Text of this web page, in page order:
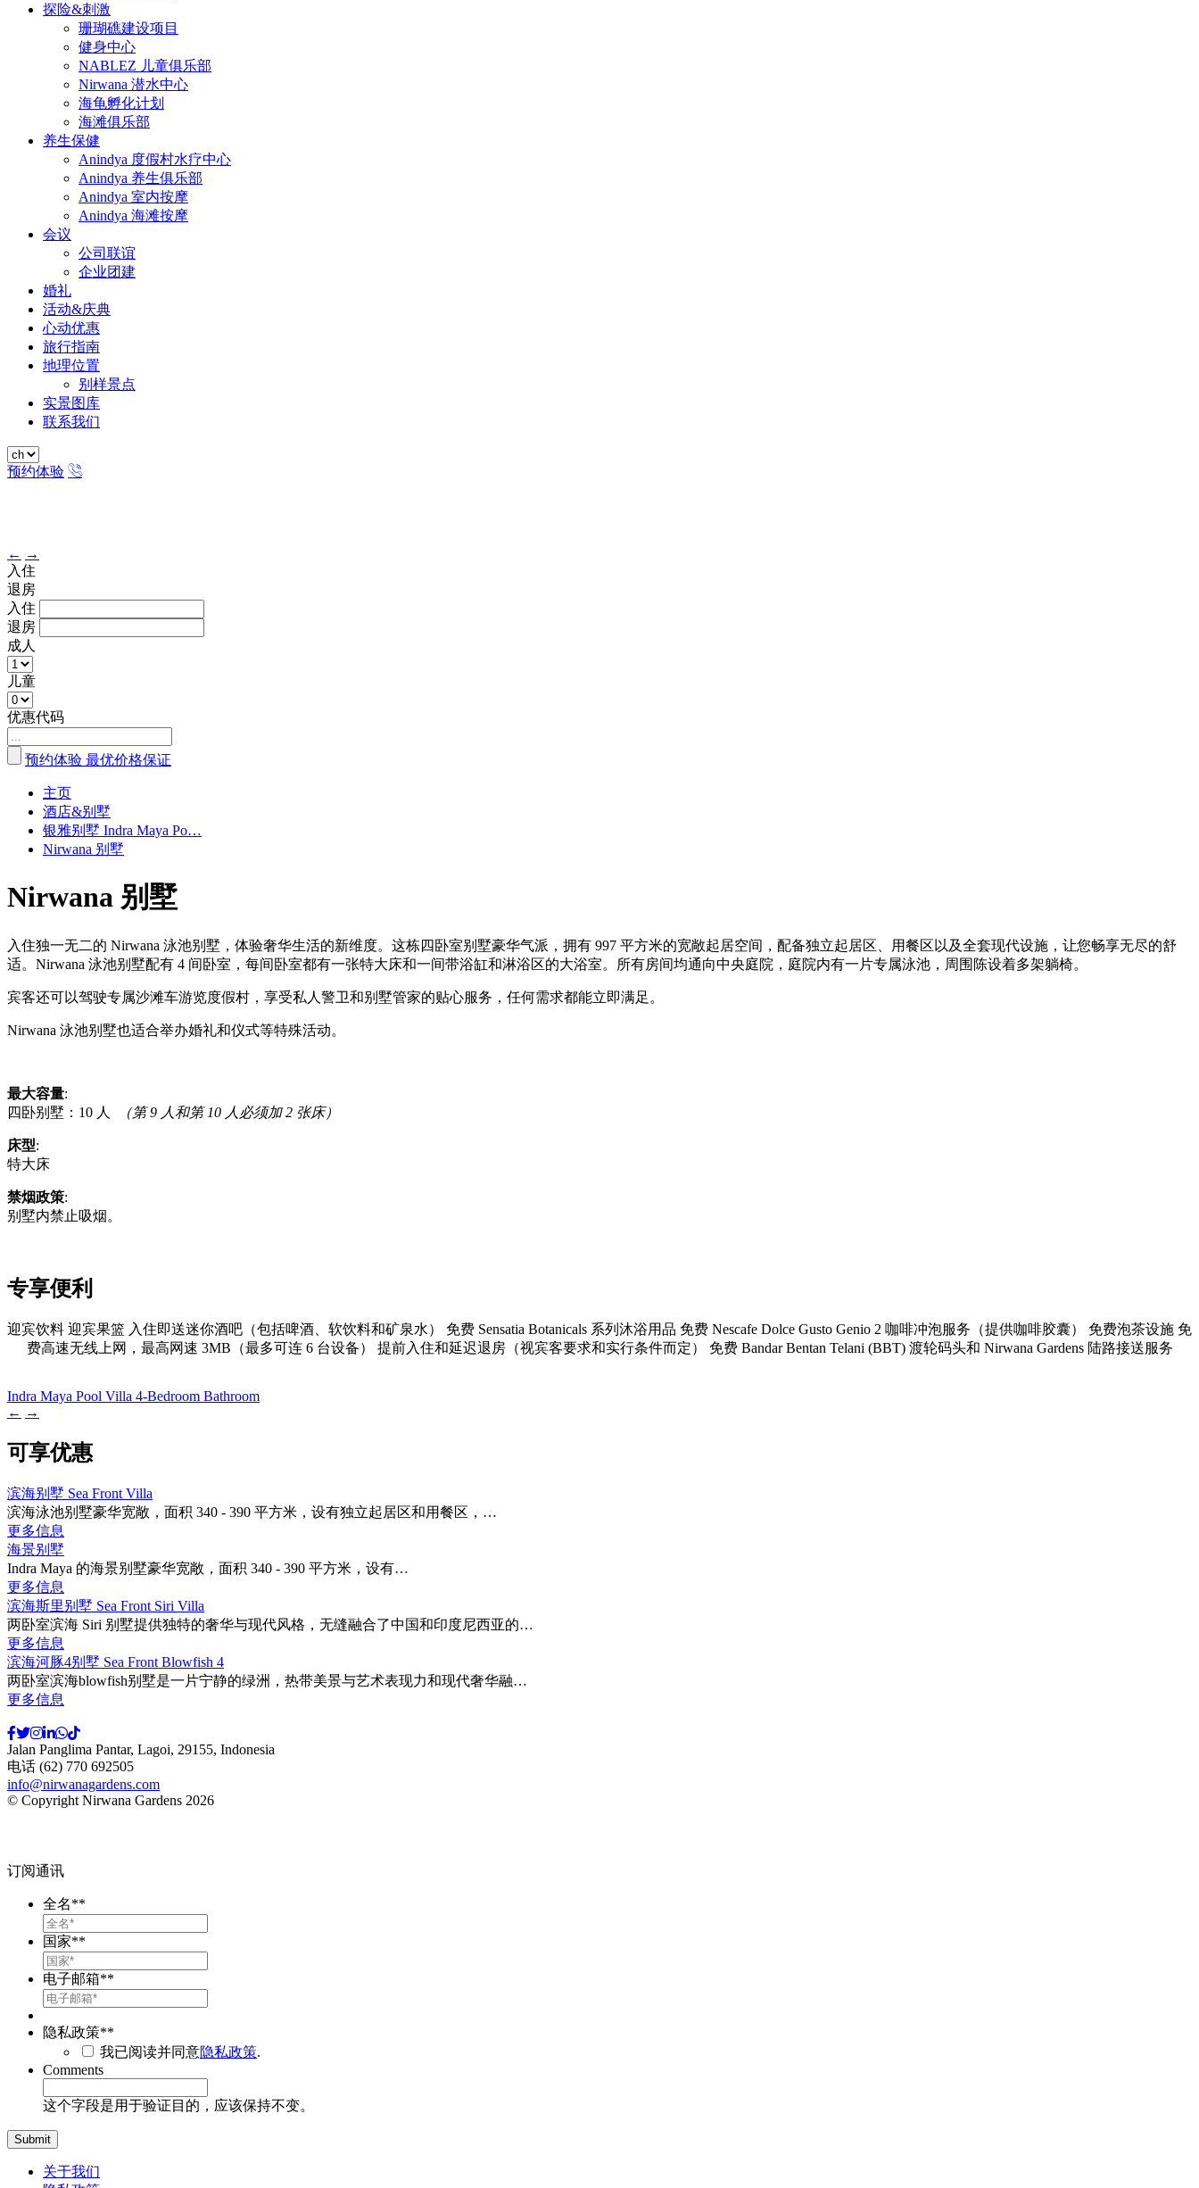
探险&刺激
珊瑚礁建设项目
健身中心
NABLEZ 儿童俱乐部
Nirwana 潜水中心
海龟孵化计划
海滩俱乐部
养生保健
Anindya 度假村水疗中心
Anindya 养生俱乐部
Anindya 室内按摩
Anindya 海滩按摩
会议
公司联谊
企业团建
婚礼
活动&庆典
心动优惠
旅行指南
地理位置
别样景点
实景图库
联系我们
预约体验
← →
入住
退房
入住
退房
成人
儿童
优惠代码
预约体验 最优价格保证
主页
酒店&别墅
银雅别墅 Indra Maya Po…
Nirwana 别墅
Nirwana 别墅
入住独一无二的 Nirwana 泳池别墅，体验奢华生活的新维度。这栋四卧室别墅豪华气派，拥有 997 平方米的宽敞起居空间，配备独立起居区、用餐区以及全套现代设施，让您畅享无尽的舒
适。Nirwana 泳池别墅配有 4 间卧室，每间卧室都有一张特大床和一间带浴缸和淋浴区的大浴室。所有房间均通向中央庭院，庭院内有一片专属泳池，周围陈设着多架躺椅。
宾客还可以驾驶专属沙滩车游览度假村，享受私人警卫和别墅管家的贴心服务，任何需求都能立即满足。
Nirwana 泳池别墅也适合举办婚礼和仪式等特殊活动。
最大容量:
四卧别墅：10 人
（第 9 人和第 10 人必须加 2 张床）
床型:
特大床
禁烟政策:
别墅内禁止吸烟。
专享便利
迎宾饮料 迎宾果篮 入住即送迷你酒吧（包括啤酒、软饮料和矿泉水） 免费 Sensatia Botanicals 系列沐浴用品 免费 Nescafe Dolce Gusto Genio 2 咖啡冲泡服务（提供咖啡胶囊） 免费泡茶设施 免
费高速无线上网，最高网速 3MB（最多可连 6 台设备） 提前入住和延迟退房（视宾客要求和实行条件而定） 免费 Bandar Bentan Telani (BBT) 渡轮码头和 Nirwana Gardens 陆路接送服务
Indra Maya Pool Villa 4-Bedroom Bathroom
← →
可享优惠
滨海别墅 Sea Front Villa
滨海泳池别墅豪华宽敞，面积 340 - 390 平方米，设有独立起居区和用餐区，…
更多信息
海景别墅
Indra Maya 的海景别墅豪华宽敞，面积 340 - 390 平方米，设有…
更多信息
滨海斯里别墅 Sea Front Siri Villa
两卧室滨海 Siri 别墅提供独特的奢华与现代风格，无缝融合了中国和印度尼西亚的…
更多信息
滨海河豚4别墅 Sea Front Blowfish 4
两卧室滨海blowfish别墅是一片宁静的绿洲，热带美景与艺术表现力和现代奢华融…
更多信息
Jalan Panglima Pantar, Lagoi, 29155, Indonesia
电话 (62) 770 692505
info@nirwanagardens.com
© Copyright Nirwana Gardens 2026
订阅通讯
全名**
国家**
电子邮箱**
隐私政策**
我已阅读并同意隐私政策.
Comments
这个字段是用于验证目的，应该保持不变。
关于我们